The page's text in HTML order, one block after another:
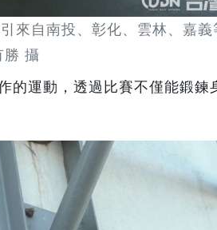
來自南投、彰化、雲林、嘉
勝 攝
的運動，透過比賽不僅能鍛鍊